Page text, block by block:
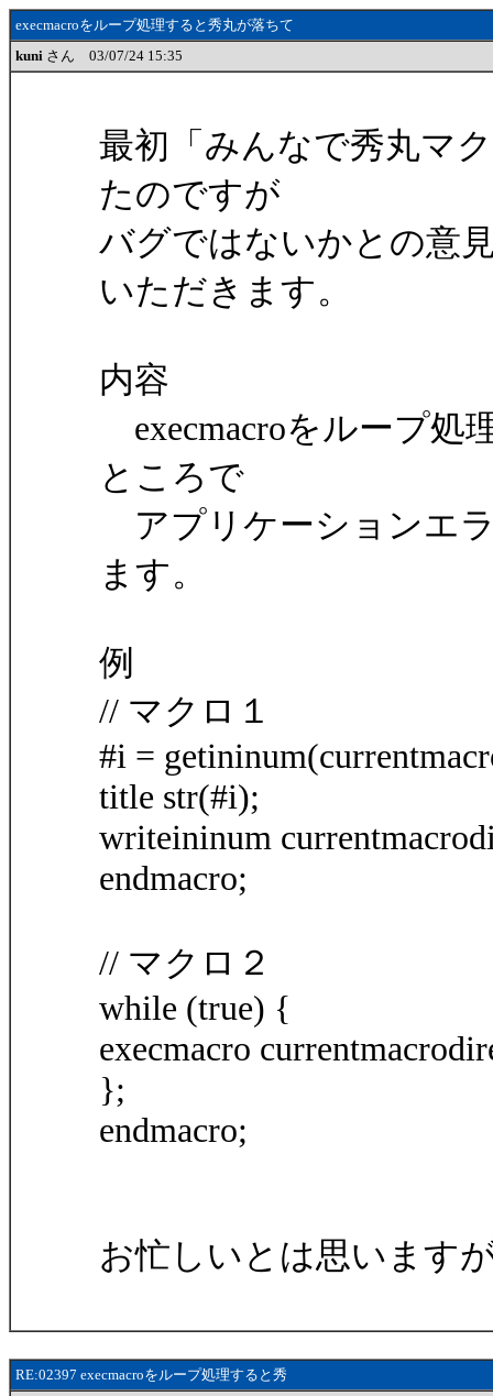
execmacroをループ処理すると秀丸が落ちて
kuni さん 03/07/24 15:35
最初「みんなで秀丸マ
たのですが
バグではないかとの意
いただきます。
内容
execmacroをループ処
ところで
アプリケーションエ
ます。
例
// マクロ１
#i =
title str(#i);
writeininum
endmacro;
// マクロ２
while (true) {
execmacro
};
endmacro;
お忙しいとは思います
RE:02397 execmacroをループ処理すると秀